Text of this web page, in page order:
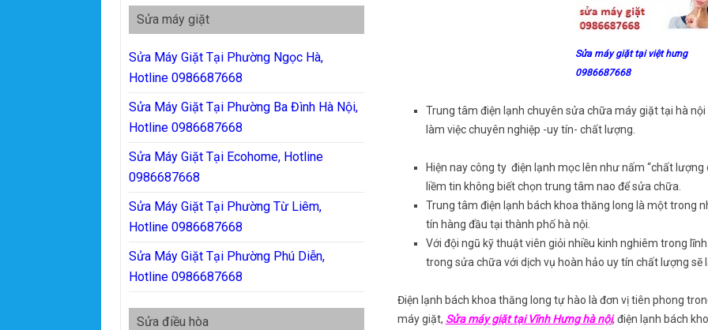
Sửa máy giặt tại việt hưng
0986687668
Trung tâm điện lạnh chuyên sửa chữa máy giặt tại hà
làm việc chuyên nghiệp -uy tín- chất lượng.
Hiện nay công ty điện lạnh mọc lên như nấm “chất
liềm tin không biết chọn trung tâm nao để sửa chữa.
Trung tâm điện lạnh bách khoa thăng long là một trong
tín hàng đầu tại thành phố hà nội.
Với đội ngũ kỹ thuật viên giỏi nhiều kinh nghiêm trong
trong sửa chữa với dịch vụ hoàn hảo uy tín chất lượng sẽ
Điện lạnh bách khoa thăng long tự hào là đơn vị tiên phong
máy giặt, Sửa máy giặt tại Vĩnh Hưng hà nội, điện lạnh bách
Sửa máy giặt
Sửa Máy Giặt Tại Phường Ngọc Hà,
Hotline 0986687668
Sửa Máy Giặt Tại Phường Ba Đình Hà Nội,
Hotline 0986687668
Sửa Máy Giặt Tại Ecohome, Hotline
0986687668
Sửa Máy Giặt Tại Phường Từ Liêm,
Hotline 0986687668
Sửa Máy Giặt Tại Phường Phú Diễn,
Hotline 0986687668
Sửa điều hòa